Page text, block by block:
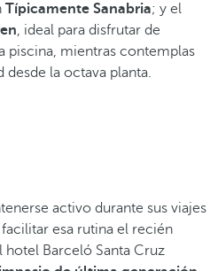
Típicamente Sanabria; y el
, ideal para disfrutar de
piscina, mientras contemplas
desde la octava planta.
activo durante sus viajes
esa rutina el recién
Barceló Santa Cruz